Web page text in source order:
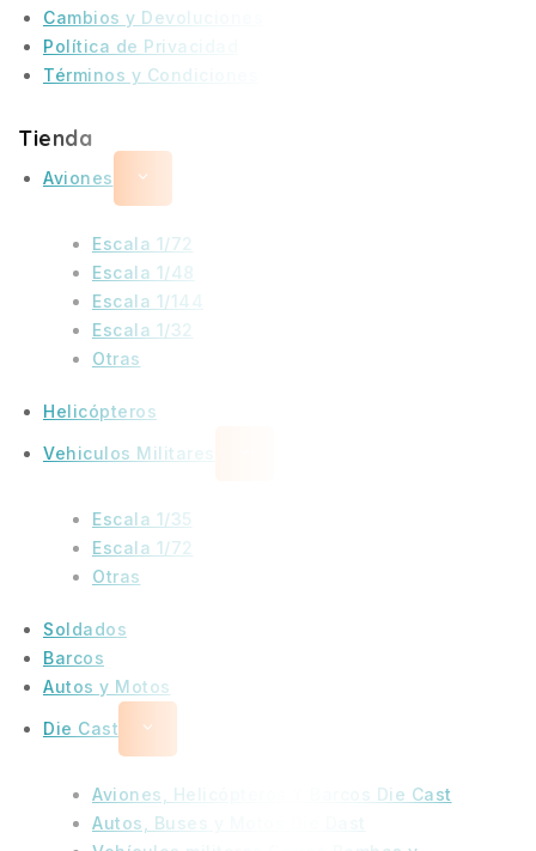
Cambios y Devoluciones
Política de Privacidad
Términos y Condiciones
Tienda
Aviones
Escala 1/72
Escala 1/48
Escala 1/144
Escala 1/32
Otras
Helicópteros
Vehiculos Militares
Escala 1/35
Escala 1/72
Otras
Soldados
Barcos
Autos y Motos
Die Cast
Aviones, Helicópteros Y Barcos Die Cast
Autos, Buses y Motos Die Dast